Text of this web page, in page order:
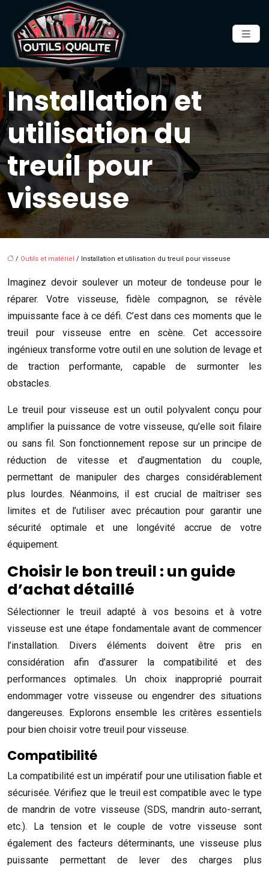
Installation et
utilisation du
treuil pour
visseuse
/ Outils et matériel / Installation et utilisation du treuil pour visseuse
Imaginez devoir soulever un moteur de tondeuse pour le
réparer. Votre visseuse, fidèle compagnon, se révèle
impuissante face à ce défi. C’est dans ces moments que le
treuil pour visseuse entre en scène. Cet accessoire
ingénieux transforme votre outil en une solution de levage et
de traction performante, capable de surmonter les
obstacles.
Le treuil pour visseuse est un outil polyvalent conçu pour
amplifier la puissance de votre visseuse, qu’elle soit filaire
ou sans fil. Son fonctionnement repose sur un principe de
réduction de vitesse et d’augmentation du couple,
permettant de manipuler des charges considérablement
plus lourdes. Néanmoins, il est crucial de maîtriser ses
limites et de l’utiliser avec précaution pour garantir une
sécurité optimale et une longévité accrue de votre
équipement.
Choisir le bon treuil : un guide
d’achat détaillé
Sélectionner le treuil adapté à vos besoins et à votre
visseuse est une étape fondamentale avant de commencer
l’installation. Divers éléments doivent être pris en
considération afin d’assurer la compatibilité et des
performances optimales. Un choix inapproprié pourrait
endommager votre visseuse ou engendrer des situations
dangereuses. Explorons ensemble les critères essentiels
pour bien choisir votre treuil pour visseuse.
Compatibilité
La compatibilité est un impératif pour une utilisation fiable et
sécurisée. Vérifiez que le treuil est compatible avec le type
de mandrin de votre visseuse (SDS, mandrin auto-serrant,
etc.). La tension et le couple de votre visseuse sont
également des facteurs déterminants, une visseuse plus
puissante permettant de lever des charges plus